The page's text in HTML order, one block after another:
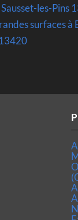
les-Pins
surfaces à